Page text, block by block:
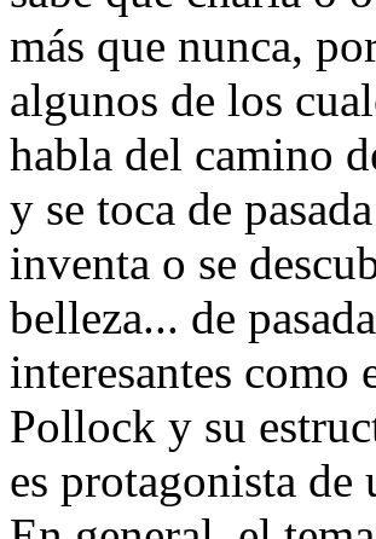
más que nunca,
algunos de los
habla del camino
y se toca de
inventa o se
belleza... de
interesantes como
Pollock y su
es protagonista de